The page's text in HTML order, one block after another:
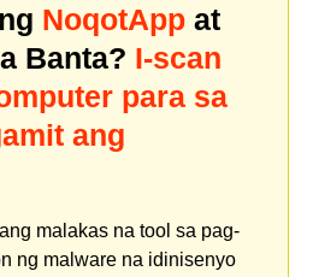
NoqotApp at
Banta? I-scan
para sa
ang
malakas na tool sa pag-
ng malware na idinisenyo